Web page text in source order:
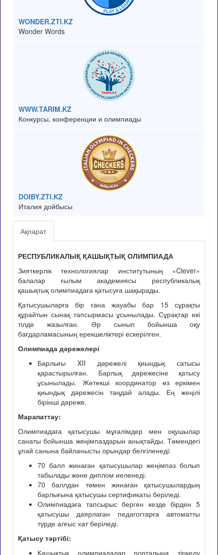
WONDER.ZTI.KZ
Wonder Words
WWW.TARIM.KZ
Конкурсы, конференции и олимпиады
DOIBY.ZTI.KZ
Италия дойбысы
Ақпарат
РЕСПУБЛИКАЛЫҚ ҚАШЫҚТЫҚ ОЛИМПИАДА
Зияткерлік технологиялар институтының «Clever»
балалар ғылым академиясы республикалық
қашықтық олимпиадаға қатысуға шақырады.
Қатысушыларға бір ғана жауабы бар 15 сұрақты
құрайтын сынақ тапсырмасы ұсынылады. Сұрақтар екі
тілде жазылған. Әр сынып бойынша оқу
бағдарламасының ерекшеліктері ескерілген.
Олимпиада дәрежелері
Барлығы XII дәрежелі қиындық сатысы
қарастырылған. Барлық дәрежесіне қатысу
ұсынылады. Жетекші координатор өз еркімен
қиындық дәрежесін таңдай алады. Ең жеңілі
бірінші дәреже.
Марапаттау:
Олимпиадаға қатысушы мұғалімдер мен оқушылар
санаты бойынша жеңімпаздарын анықтайды. Төмендегі
ұпай санына байланысты орындар белгіленеді:
70 балл жинаған қатысушылар жеңімпаз болып
табылады және диплом иеленеді.
70 баллдан төмен жинаған қатысушылардың
барлығына қатысушы сертификаты беріледі.
Олимпиадаға тапсырыс берген кезде бірден 5
қатысушы даярлаған педагогтарға автоматты
түрде алғыс хат беріледі.
Қатысу тәртібі:
Қашықтық олимпиадалар порталына тіркелу